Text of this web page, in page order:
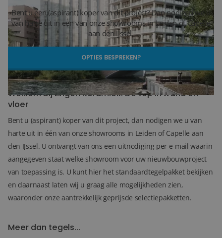
Stijlstudio's
Projecten
Blog
Over ons
Locaties
Tegelviewer
Reviews
Bent u een (aspirant) koper van dit project? Dan nodigen we u
van harte uit in een van onze showrooms in Leiden of Capelle
aan den IJssel.
OPTIES BESPREKEN?
Welkom bij Lingen Keramiek: De top in wand en
vloer
Bent u (aspirant) koper van dit project, dan nodigen we u van
harte uit in één van onze showrooms in Leiden of Capelle aan
den IJssel. U ontvangt van ons een uitnodiging per e-mail waarin
aangegeven staat welke showroom voor uw nieuwbouwproject
van toepassing is. U kunt hier het standaardtegelpakket bekijken
en daarnaast laten wij u graag alle mogelijkheden zien,
waaronder onze aantrekkelijk geprijsde selectiepakketten.
Meer dan tegels...